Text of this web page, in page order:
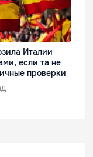
Италии
если та не
проверки